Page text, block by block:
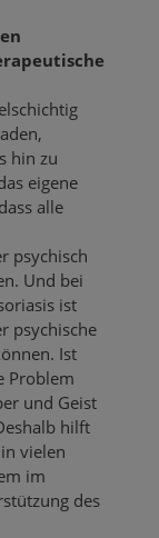
hin zu
eigene
alle
psychisch
Und bei
ist
psychische
Ist
Problem
und Geist
hilft
vielen
im
des